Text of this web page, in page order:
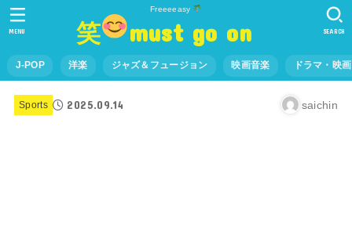
Freeeeasy
笑 must go on
J-POP 洋楽 ジャズ＆フュージョン 映画音楽 ドラマ・映
SEARCH
MENU
Sports 2025.09.14 saichin